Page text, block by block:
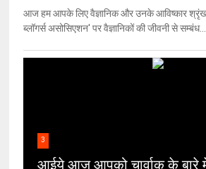
आज हम आपके लिए वैज्ञानिक और उनके आविष्कार
ब्लॉगर्स असोसिएशन' पर वैज्ञा‍निकों की जीवनी से सम्बंध...
3
आईये आज आपको चार्वाक के बारे